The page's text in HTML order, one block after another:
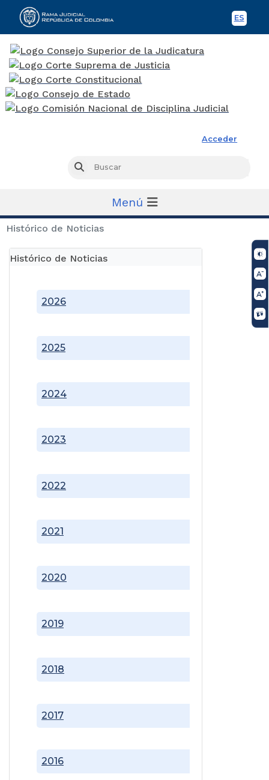
ES
Acceder
Buscar
Menú
Histórico de Noticias
Histórico de Noticias
2016
2017
2018
2019
2020
2021
2022
2023
2024
2025
2026